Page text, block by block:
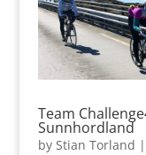
Team
Sunnhordland
by Stian Torland |